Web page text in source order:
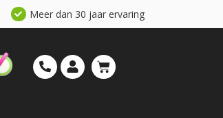
Meer dan 30 jaar ervaring